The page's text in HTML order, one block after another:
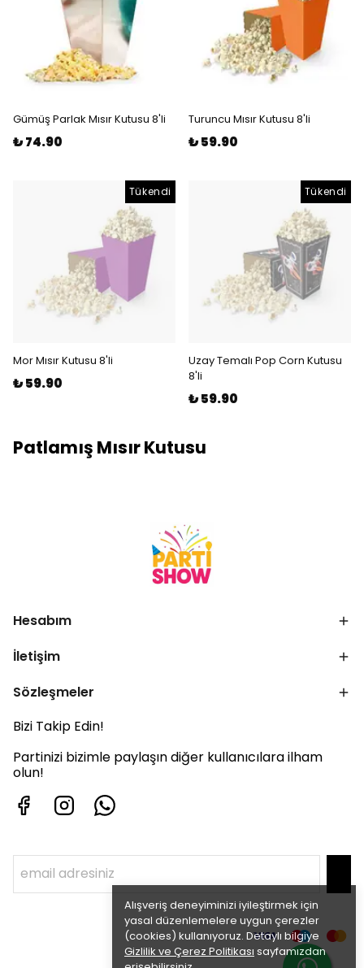
Alışveriş deneyiminizi iyileştirmek için
yasal düzenlemelere uygun çerezler
(cookies) kullanıyoruz. Detaylı bilgiye
Gizlilik ve Çerez Politikası sayfamızdan
Gümüş Parlak Mısır Kutusu 8'li
₺ 74.90
Turuncu Mısır Kutusu 8'li
₺ 59.90
Tükendi
Mor Mısır Kutusu 8'li
₺ 59.90
Tükendi
Uzay Temalı Pop Corn Kutusu
8'li
₺ 59.90
Patlamış Mısır Kutusu
Hesabım
İletişim
Sözleşmeler
Bizi Takip Edin!
Partinizi bizimle paylaşın diğer kullanıcılara ilham
olun!